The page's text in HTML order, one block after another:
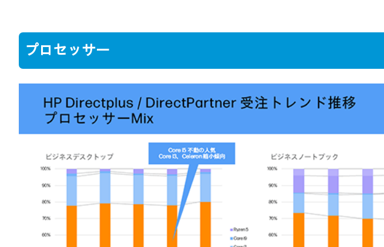
プロセッサー